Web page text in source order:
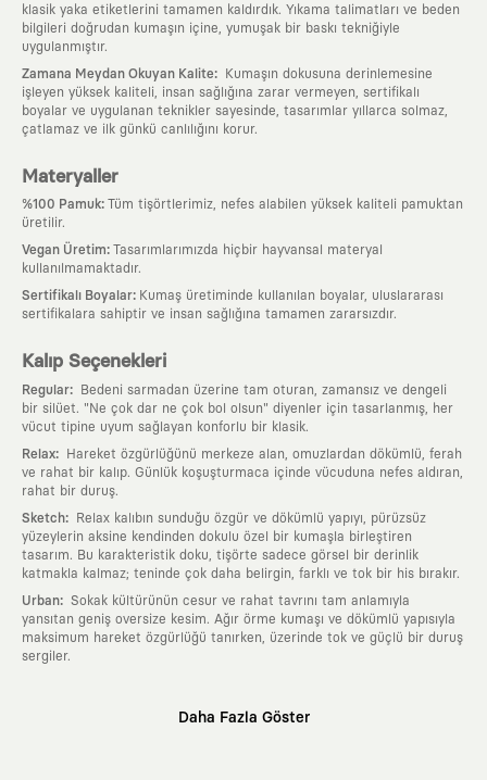
klasik yaka etiketlerini tamamen kaldırdık. Yıkama talimatları ve beden
bilgileri doğrudan kumaşın içine, yumuşak bir baskı tekniğiyle
uygulanmıştır.
Zamana Meydan Okuyan Kalite:
Kumaşın dokusuna derinlemesine
işleyen yüksek kaliteli, insan sağlığına zarar vermeyen, sertifikalı
boyalar ve uygulanan teknikler sayesinde, tasarımlar yıllarca solmaz,
çatlamaz ve ilk günkü canlılığını korur.
Materyaller
%100 Pamuk: Tüm tişörtlerimiz, nefes alabilen yüksek kaliteli pamuktan
üretilir.
Vegan Üretim: Tasarımlarımızda hiçbir hayvansal materyal
kullanılmamaktadır.
Sertifikalı Boyalar: Kumaş üretiminde kullanılan boyalar, uluslararası
sertifikalara sahiptir ve insan sağlığına tamamen zararsızdır.
Kalıp Seçenekleri
Regular:
Bedeni sarmadan üzerine tam oturan, zamansız ve dengeli
bir silüet. "Ne çok dar ne çok bol olsun" diyenler için tasarlanmış, her
vücut tipine uyum sağlayan konforlu bir klasik.
Relax:
Hareket özgürlüğünü merkeze alan, omuzlardan dökümlü, ferah
ve rahat bir kalıp. Günlük koşuşturmaca içinde vücuduna nefes aldıran,
rahat bir duruş.
Sketch:
Relax kalıbın sunduğu özgür ve dökümlü yapıyı, pürüzsüz
yüzeylerin aksine kendinden dokulu özel bir kumaşla birleştiren
tasarım. Bu karakteristik doku, tişörte sadece görsel bir derinlik
katmakla kalmaz; teninde çok daha belirgin, farklı ve tok bir his bırakır.
Urban: Sokak kültürünün cesur ve rahat tavrını tam anlamıyla
yansıtan geniş oversize kesim. Ağır örme kumaşı ve dökümlü yapısıyla
maksimum hareket özgürlüğü tanırken, üzerinde tok ve güçlü bir duruş
sergiler.
Daha Fazla Göster